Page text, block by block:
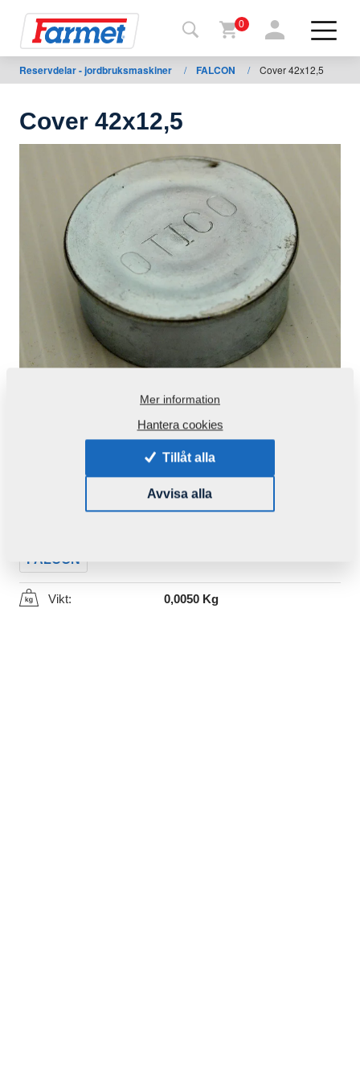
Farmet
Mina
maskiner
För
nedladdning
0
Reservdelar - jordbruksmaskiner / FALCON / Cover 42x12,5
Cover 42x12,5
Produktkod: m15248
Den här komponenten är brukbar även för följande
FALCON
Vikt: 0,0050 Kg
Mer information
Hantera cookies
Tillåt alla
Avvisa alla